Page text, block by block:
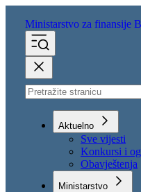
Ministarstvo za finansije
Aktuelno
Sve vijesti
Konkursi i
Obavještenja
Ministarstvo